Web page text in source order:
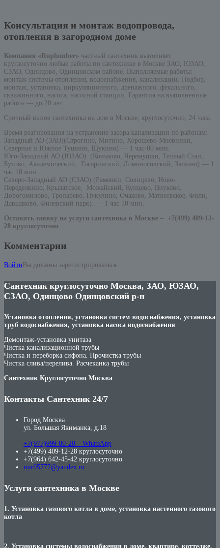
Консультация и монтаж водопровода,
отопления в загородном доме
Компания «Ruplumber» частный сантехник выполняет
круглосуточно любые работы по сантехнике в Москве ЗАО, ЮЗАО,
СЗАО, Одинцово, Одинцовском районе. Выполняемые работы:
монтаж системы отопления, водоснабжения, канализации. Подбор,
монтаж, установка, циркуляционного, дренажного, фекального,
скважинного, насоса, насосной станции. Гарантия на выполненные
работы — до 20 лет.
Срочный вызов сантехника на дом в Москве, круглосуточно, 24 часа.
Время реагирования на устранение засора канализации по районам:
Западный АО (ЗАО)(Строгино, Митино, Хорошево-Мневники,
Северное и Южное Тушино, Щукино) — 1 час-00 мин.
Юго-Западный АО (ЮЗАО) (Коньково, Черемушки, Теплый Стан,
Бутово, Академический, Гагаринский, Ломоносовский, Зюзино) — 1
час 10 мин.
Северо-Западный АО (СЗАО) (Раменки, Солнцево, Ново-
Переделкино, Крылатское, Можайский, Кунцево, Внуково,
Дорогомилово, Тропарево, Нукулино, Очаково, Матвеевское, Фили,
Давыдково, Филевский парк). — 1 час 10 мин.
Оставить заявку на услуги сантехника в Москве – +7(499) 409-12-
28 круглосуточно
Комментарии
Войти Вы должны зарегистрироваться.
Сантехник круглосуточно Москва, ЗАО, ЮЗАО,
СЗАО, Одинцово Одинцовский р-н
Установка отопления, установка систем водоснабжения, установка
труб водоснабжения, установка насоса водоснабжения
Демонтаж-установка унитаза
Чистка канализационной трубы
Чистка и переборка сифона. Прочистка трубы
Чистка слива/перелива. Расчеканка трубы
Сантехник Круглосуточно Москва
Контакты Сантехник 24/7
Город Москва
ул. Большая Якиманка, д.18
+7(977)999-80-20 – WhatsApp
+7(499) 409-12-28 круглосуточно
+7(964) 642-45-42 круглосуточно
mir05777@yandex.ru
Услуги сантехника в Москве
1. Установка газового котла в доме, установка настенного газового
котла
2. Установка системы водоснабжения в доме, квартире, коттедже,